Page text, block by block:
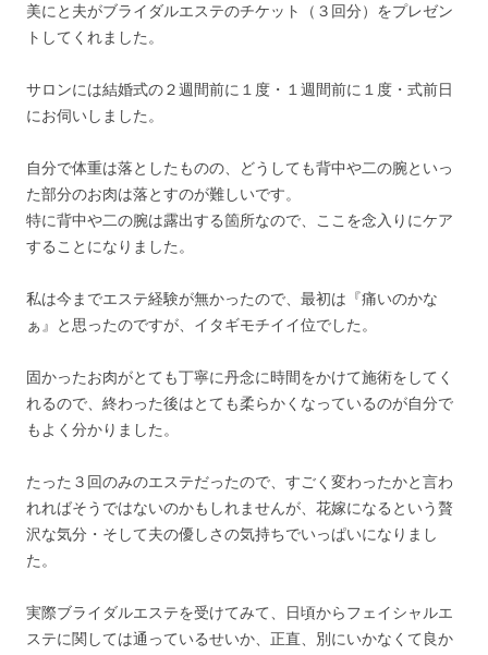
美にと夫がブライダルエステのチケット（３回分）をプレゼン
トしてくれました。
サロンには結婚式の２週間前に１度・１週間前に１度・式前日
にお伺いしました。
自分で体重は落としたものの、どうしても背中や二の腕といっ
た部分のお肉は落とすのが難しいです。
特に背中や二の腕は露出する箇所なので、ここを念入りにケア
することになりました。
私は今までエステ経験が無かったので、最初は『痛いのかな
ぁ』と思ったのですが、イタギモチイイ位でした。
固かったお肉がとても丁寧に丹念に時間をかけて施術をしてく
れるので、終わった後はとても柔らかくなっているのが自分で
もよく分かりました。
たった３回のみのエステだったので、すごく変わったかと言わ
れればそうではないのかもしれませんが、花嫁になるという贅
沢な気分・そして夫の優しさの気持ちでいっぱいになりまし
た。
実際ブライダルエステを受けてみて、日頃からフェイシャルエ
ステに関しては通っているせいか、正直、別にいかなくて良か